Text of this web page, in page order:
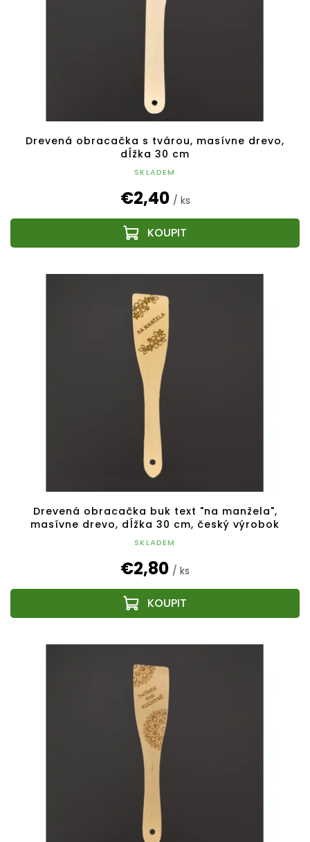
Drevená obracačka s tvárou, masívne drevo,
dĺžka 30 cm
SKLADEM
€2,40 / ks
Drevená obracačka buk text "na manžela",
masívne drevo, dĺžka 30 cm, český výrobok
SKLADEM
€2,80 / ks